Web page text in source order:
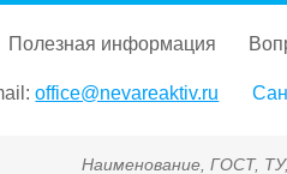
полезная информация
office@nevareaktiv.ru
Наименование, ГОСТ, ТУ, ГСО,